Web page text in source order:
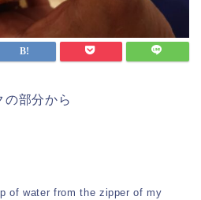
の部分から
of water from the zipper of my